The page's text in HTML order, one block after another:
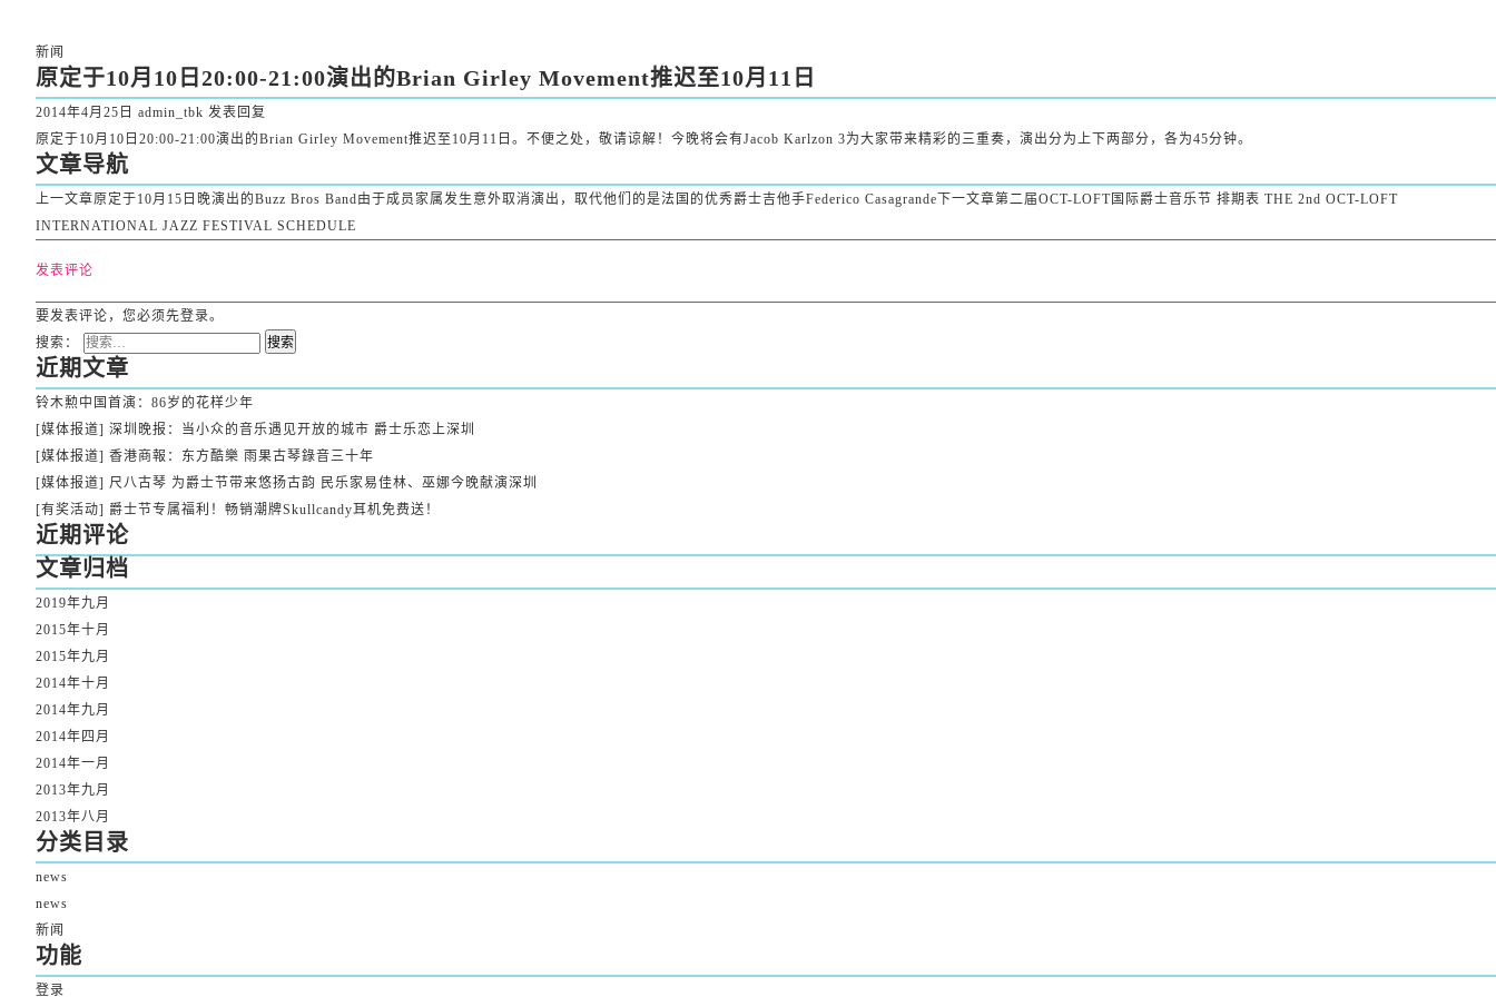
新闻
原定于10月10日20:00-21:00演出的Brian Girley Movement推迟至10月11日
2014年4月25日 admin_tbk 发表回复
原定于10月10日20:00-21:00演出的Brian Girley Movement推迟至10月11日。不便之处，敬请谅解！今晚将会有Jacob Karlzon 3为大家带来精彩的三重奏，演出分为上下两部分，各为45分钟。
文章导航
上一文章原定于10月15日晚演出的Buzz Bros Band由于成员家属发生意外取消演出，取代他们的是法国的优秀爵士吉他手Federico Casagrande 下一文章第二届OCT-LOFT国际爵士音乐节 排期表 THE 2nd OCT-LOFT
INTERNATIONAL JAZZ FESTIVAL SCHEDULE
发表评论
要发表评论，您必须先登录。
搜索：
近期文章
铃木勲中国首演：86岁的花样少年
[媒体报道] 深圳晚报：当小众的音乐遇见开放的城市 爵士乐恋上深圳
[媒体报道] 香港商報：东方酷樂 雨果古琴錄音三十年
[媒体报道] 尺八古琴 为爵士节带来悠扬古韵 民乐家易佳林、巫娜今晚献演深圳
[有奖活动] 爵士节专属福利！畅销潮牌Skullcandy耳机免费送！
近期评论
文章归档
2019年九月
2015年十月
2015年九月
2014年十月
2014年九月
2014年四月
2014年一月
2013年九月
2013年八月
分类目录
news
news
新闻
功能
登录